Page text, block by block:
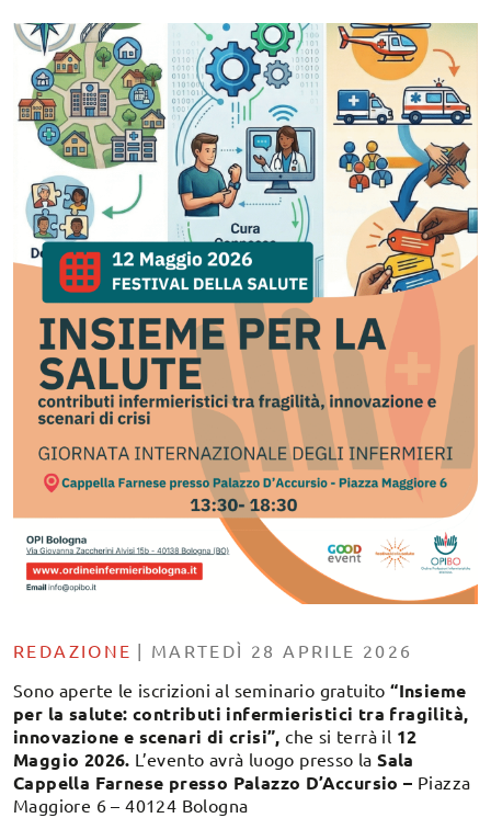
REDAZIONE | MARTEDÌ 28 APRILE 2026
Sono aperte le iscrizioni al seminario gratuito“Insieme
per la salute: contributi infermieristici tra fragilità,
innovazione e scenari di crisi”, che si terrà il 12
Maggio 2026. L’evento avrà luogo presso laSala
Cappella Farnese presso Palazzo D’Accursio – Piazza
Maggiore 6 – 40124 Bologna